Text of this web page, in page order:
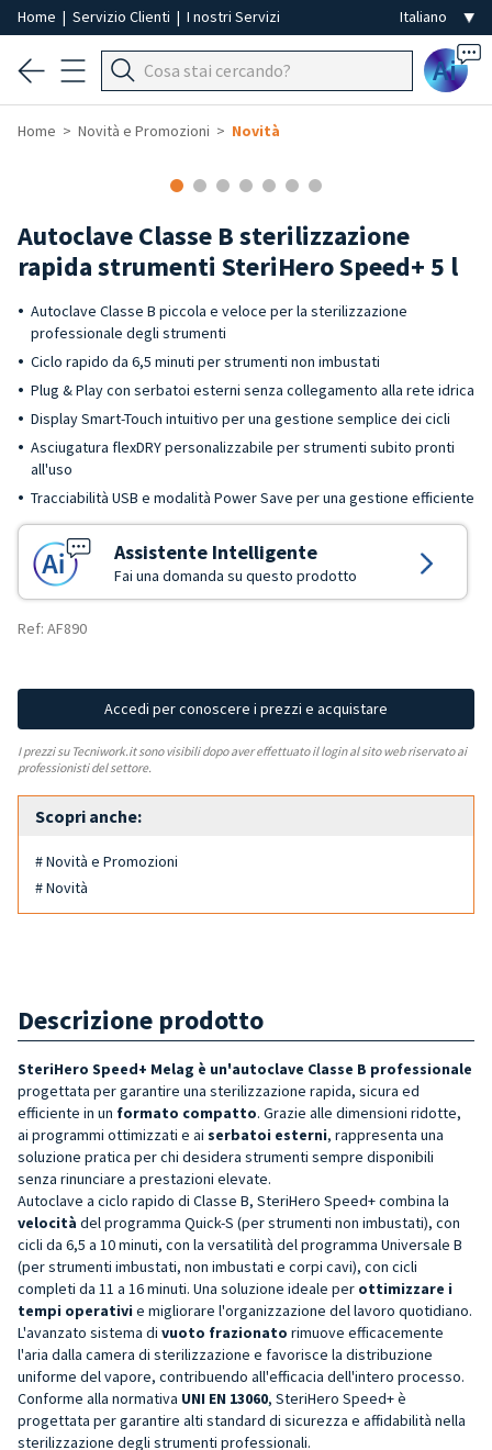
Home | Servizio Clienti | I nostri Servizi
Ai
Home Novità e Promozioni Novità
Autoclave Classe B sterilizzazione
rapida strumenti SteriHero Speed+ 5 l
Autoclave Classe B piccola e veloce per la sterilizzazione
professionale degli strumenti
Ciclo rapido da 6,5 minuti per strumenti non imbustati
Plug & Play con serbatoi esterni senza collegamento alla rete idrica
Display Smart-Touch intuitivo per una gestione semplice dei cicli
Asciugatura flexDRY personalizzabile per strumenti subito pronti
all'uso
Tracciabilità USB e modalità Power Save per una gestione efficiente
Assistente Intelligente
Fai una domanda su questo prodotto
Ref: AF890
Accedi per conoscere i prezzi e acquistare
I prezzi su Tecniwork.it sono visibili dopo aver effettuato il login al sito web riservato ai
professionisti del settore.
Scopri anche:
# Novità e Promozioni
# Novità
Descrizione prodotto
SteriHero Speed+ Melag è un'autoclave Classe B professionale
progettata per garantire una sterilizzazione rapida, sicura ed
efficiente in un formato compatto. Grazie alle dimensioni ridotte,
ai programmi ottimizzati e ai serbatoi esterni, rappresenta una
soluzione pratica per chi desidera strumenti sempre disponibili
senza rinunciare a prestazioni elevate.
Autoclave a ciclo rapido di Classe B, SteriHero Speed+ combina la
velocità del programma Quick-S (per strumenti non imbustati), con
cicli da 6,5 a 10 minuti, con la versatilità del programma Universale B
(per strumenti imbustati, non imbustati e corpi cavi), con cicli
completi da 11 a 16 minuti. Una soluzione ideale per ottimizzare i
tempi operativi e migliorare l'organizzazione del lavoro quotidiano.
L'avanzato sistema di vuoto frazionato rimuove efficacemente
l'aria dalla camera di sterilizzazione e favorisce la distribuzione
uniforme del vapore, contribuendo all'efficacia dell'intero processo.
Conforme alla normativa UNI EN 13060, SteriHero Speed+ è
progettata per garantire alti standard di sicurezza e affidabilità nella
sterilizzazione degli strumenti professionali.